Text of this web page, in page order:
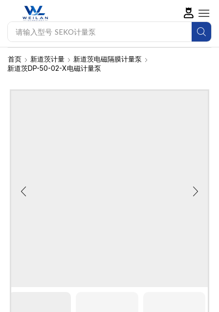
请输入型号 SEKO计量泵
首页 新道茨计量
新道茨电磁隔膜计量泵
新道茨DP-50-02-X电磁计量泵